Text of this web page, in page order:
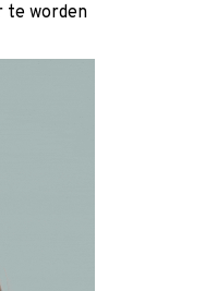
te worden